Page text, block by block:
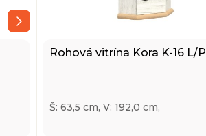
Rohová vitrína Kora K-16 L/P
Š: 63,5 cm, V: 192,0 cm,